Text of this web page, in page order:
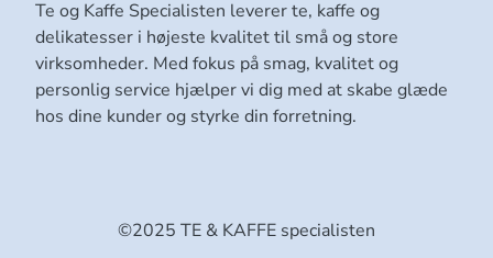
Te og Kaffe Specialisten leverer te, kaffe og
delikatesser i højeste kvalitet til små og store
virksomheder. Med fokus på smag, kvalitet og
personlig service hjælper vi dig med at skabe glæde
hos dine kunder og styrke din forretning.
©2025 TE & KAFFE specialisten